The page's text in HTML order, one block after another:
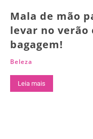
Mala de mão
levar no verão
bagagem!
Beleza
Leia mais